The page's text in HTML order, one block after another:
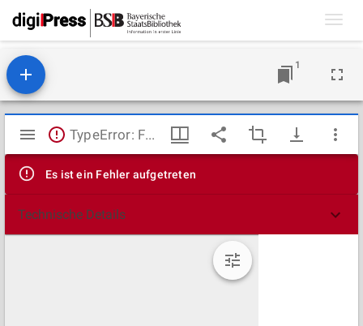
1
Mirador
Viewer
TypeError: Failed to fetch
Es ist ein Fehler aufgetreten
Technische Details